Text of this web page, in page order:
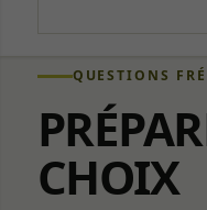
QUESTIONS
CHOIX